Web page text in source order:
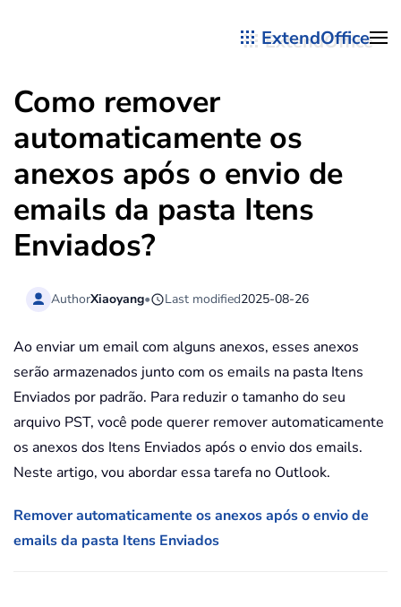
ExtendOffice
Como remover
automaticamente os
anexos após o envio de
emails da pasta Itens
Enviados?
AuthorXiaoyang• Last modified2025-08-26
Ao enviar um email com alguns anexos, esses anexos
serão armazenados junto com os emails na pasta Itens
Enviados por padrão. Para reduzir o tamanho do seu
arquivo PST, você pode querer remover automaticamente
os anexos dos Itens Enviados após o envio dos emails.
Neste artigo, vou abordar essa tarefa no Outlook.
Remover automaticamente os anexos após o envio de
emails da pasta Itens Enviados